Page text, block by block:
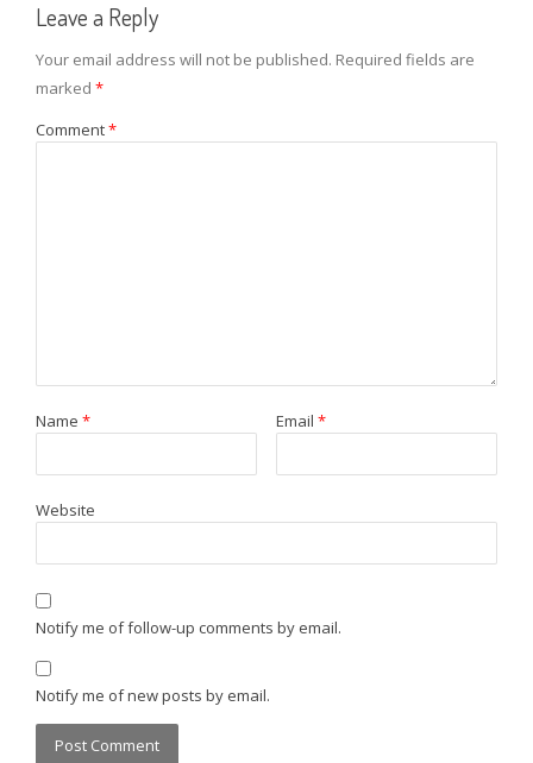
Leave a Reply
Your email address will not be published. Required fields are
marked *
Comment*
Name * Email *
Website
Notify me of follow-up comments by email.
Notify me of new posts by email.